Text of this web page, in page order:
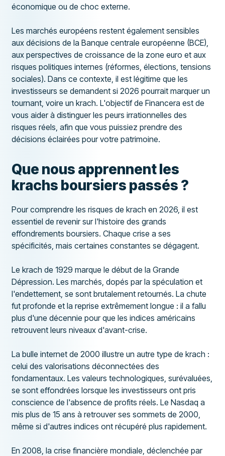
économique ou de choc externe.
Les marchés européens restent également sensibles
aux décisions de la Banque centrale européenne (BCE),
aux perspectives de croissance de la zone euro et aux
risques politiques internes (réformes, élections, tensions
sociales). Dans ce contexte, il est légitime que les
investisseurs se demandent si 2026 pourrait marquer un
tournant, voire un krach. L'objectif de Financera est de
vous aider à distinguer les peurs irrationnelles des
risques réels, afin que vous puissiez prendre des
décisions éclairées pour votre patrimoine.
Que nous apprennent les
krachs boursiers passés ?
Pour comprendre les risques de krach en 2026, il est
essentiel de revenir sur l'histoire des grands
effondrements boursiers. Chaque crise a ses
spécificités, mais certaines constantes se dégagent.
Le krach de 1929 marque le début de la Grande
Dépression. Les marchés, dopés par la spéculation et
l'endettement, se sont brutalement retournés. La chute
fut profonde et la reprise extrêmement longue : il a fallu
plus d'une décennie pour que les indices américains
retrouvent leurs niveaux d'avant-crise.
La bulle internet de 2000 illustre un autre type de krach :
celui des valorisations déconnectées des
fondamentaux. Les valeurs technologiques, surévaluées,
se sont effondrées lorsque les investisseurs ont pris
conscience de l'absence de profits réels. Le Nasdaq a
mis plus de 15 ans à retrouver ses sommets de 2000,
même si d'autres indices ont récupéré plus rapidement.
En 2008, la crise financière mondiale, déclenchée par